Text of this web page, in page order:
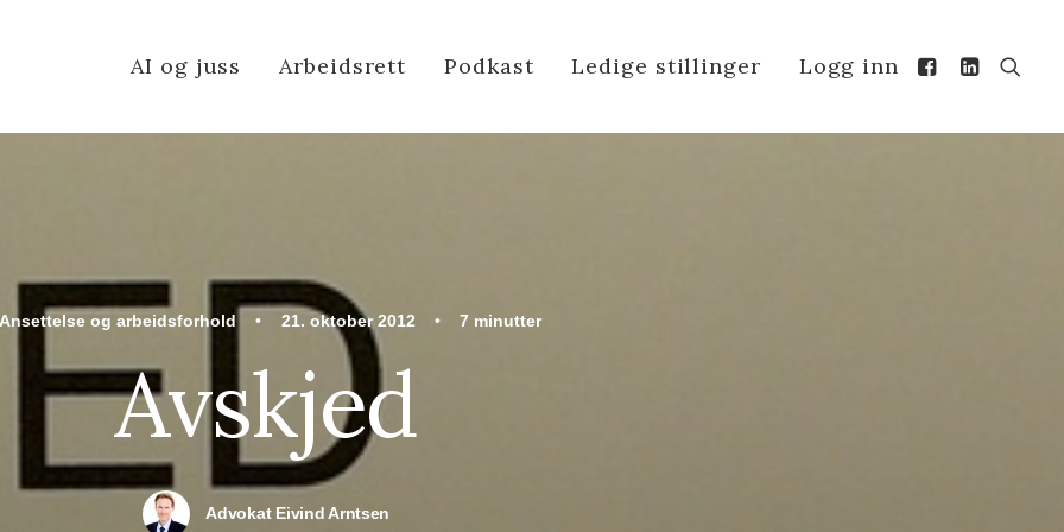
AI og juss Arbeidsrett Podkast Ledige stillinger Logg inn
Ansettelse og arbeidsforhold • 21. oktober 2012 • 7 minutter
Avskjed
Advokat Eivind Arntsen